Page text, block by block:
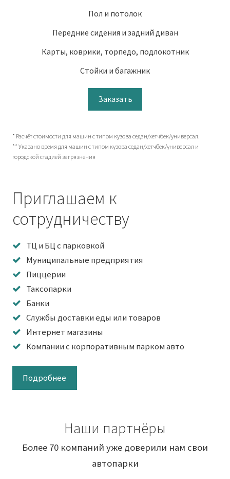
Пол и потолок
Передние сидения и задний диван
Карты, коврики, торпедо, подлокотник
Стойки и багажник
Заказать
* Расчёт стоимости для машин с типом кузова седан/хетчбек/универсал.
** Указано время для машин с типом кузова седан/хетчбек/универсал и
городской стадией загрязнения
Приглашаем к
сотрудничеству
ТЦ и БЦ с парковкой
Муниципальные предприятия
Пиццерии
Таксопарки
Банки
Службы доставки еды или товаров
Интернет магазины
Компании с корпоративным парком авто
Подробнее
Наши партнёры
Более 70 компаний уже доверили нам свои
автопарки